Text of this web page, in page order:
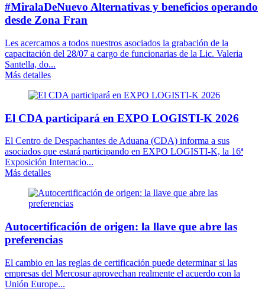
#MiralaDeNuevo Alternativas y beneficios operando
desde Zona Fran
Les acercamos a todos nuestros asociados la grabación de la
capacitación del 28/07 a cargo de funcionarias de la Lic. Valeria
Santella, do...
Más detalles
El CDA participará en EXPO LOGISTI-K 2026
El Centro de Despachantes de Aduana (CDA) informa a sus
asociados que estará participando en EXPO LOGISTI-K, la 16ª
Exposición Internacio...
Más detalles
Autocertificación de origen: la llave que abre las
preferencias
El cambio en las reglas de certificación puede determinar si las
empresas del Mercosur aprovechan realmente el acuerdo con la
Unión Europe...